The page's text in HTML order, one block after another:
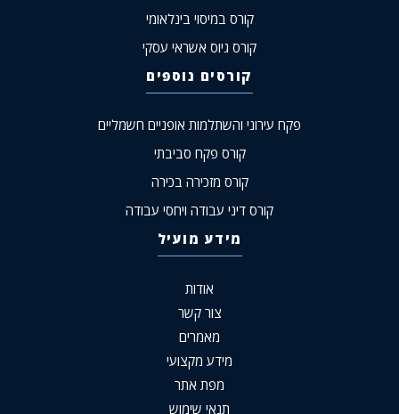
קורס במיסוי בינלאומי
קורס גיוס אשראי עסקי
קורסים נוספים
פקח עירוני והשתלמות אופניים חשמליים
קורס פקח סביבתי
קורס מזכירה בכירה
קורס דיני עבודה ויחסי עבודה
מידע מועיל
אודות
צור קשר
מאמרים
מידע מקצועי
מפת אתר
תנאי שימוש